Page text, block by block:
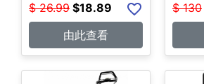
$ 26.99 $18.89
由此查看
$ 130